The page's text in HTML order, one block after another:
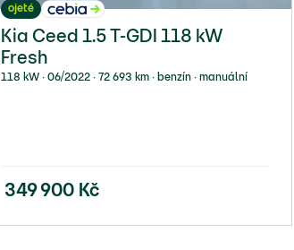
ojeté
Kia Ceed 1.5 T-GDI 118 kW
Fresh
118 kW ∙ 06/2022 ∙ 72 693 km ∙ benzín ∙ manuální
349 900 Kč